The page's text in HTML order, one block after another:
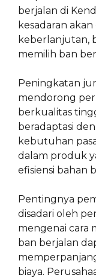
berjalan di
kesadaran
keberlanjutan,
memilih ban
Peningkatan
mendorong
berkualitas
beradaptasi
kebutuhan
dalam produk
efisiensi bahan
Pentingnya
disadari oleh
mengenai cara
ban berjalan
biaya.